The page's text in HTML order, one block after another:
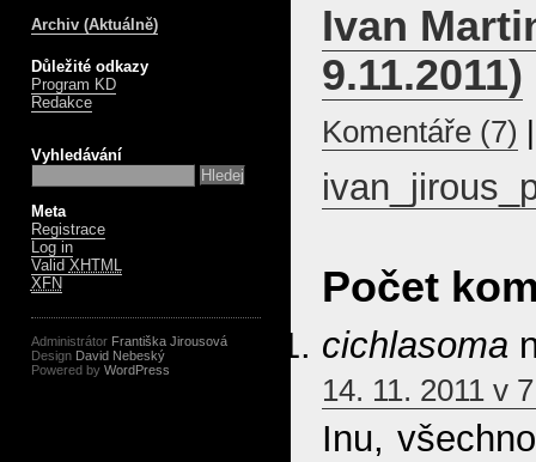
Archiv (Aktuálně)
Důležité odkazy
Program KD
Redakce
Vyhledávání
Meta
Registrace
Log in
Valid XHTML
XFN
Administrátor Františka Jirousová
Design David Nebeský
Powered by WordPress
Ivan
9.11.2011)
Komentáře (7)
Počet
cichlasoma
14. 11. 2011 v
Inu,